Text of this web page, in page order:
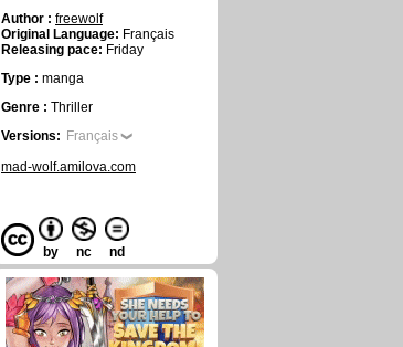
Author : freewolf
Original Language: Français
Releasing pace: Friday
Type : manga
Genre : Thriller
Versions: Français
mad-wolf.amilova.com
by nc nd